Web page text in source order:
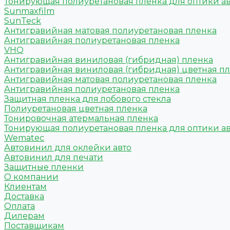
Sunmaxfilm
SunTeck
Антигравийная матовая полиуретановая пленка
Антигравийная полиуретановая пленка
VHQ
Антигравийная виниловая (гибридная) пленка
Антигравийная виниловая (гибридная) цветная
Антигравийная матовая полиуретановая пленка
Антигравийная полиуретановая пленка
Защитная пленка для лобового стекла
Полиуретановая цветная пленка
Тонировочная атермальная пленка
Тонирующая полиуретановая пленка для оптики
Wematec
Автовинил для оклейки авто
Автовинил для печати
Защитные пленки
О компании
Клиентам
Доставка
Оплата
Дилерам
Поставщикам